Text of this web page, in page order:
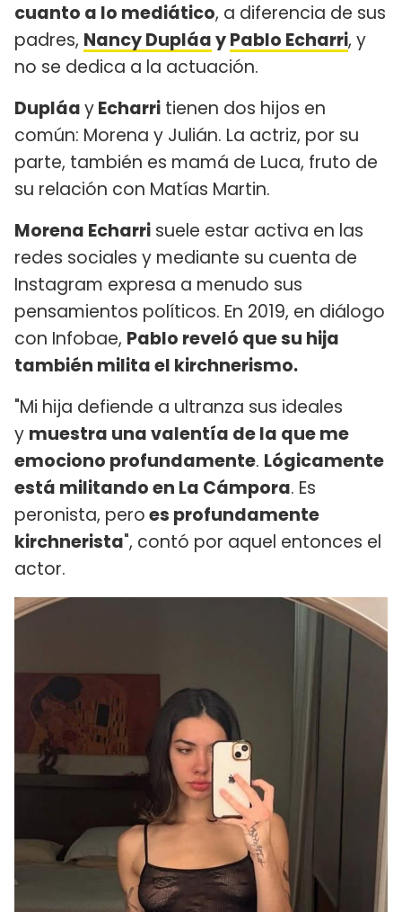
cuanto a lo mediático, a diferencia de sus
padres, Nancy DupláayPablo Echarri, y
no se dedica a la actuación.
DupláayEcharri tienen dos hijos en
común: Morena y Julián. La actriz, por su
parte, también es mamá de Luca, fruto de
su relación con Matías Martin.
Morena Echarri suele estar activa en las
redes sociales y mediante su cuenta de
Instagram expresa a menudo sus
pensamientos políticos. En 2019, en diálogo
con Infobae, Pablo reveló que su hija
también milita el kirchnerismo.
"Mi hija defiende a ultranza sus ideales
y muestra una valentía de la que me
emociono profundamente. Lógicamente
está militando en La Cámpora. Es
peronista, peroes profundamente
kirchnerista", contó por aquel entonces el
actor.